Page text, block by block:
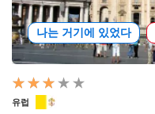
나는 거기에 있었다
유럽